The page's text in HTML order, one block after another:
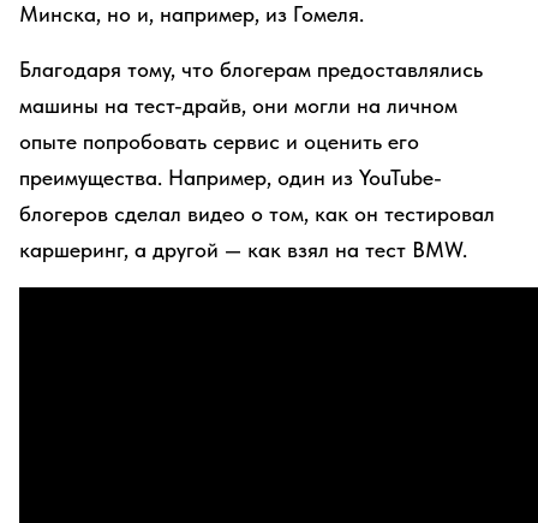
Минска, но и, например, из Гомеля.
Благодаря тому, что блогерам предоставлялись
машины на тест-драйв, они могли на личном
опыте попробовать сервис и оценить его
преимущества. Например, один из YouTube-
блогеров сделал видео о том, как он тестировал
каршеринг, а другой — как взял на тест BMW.